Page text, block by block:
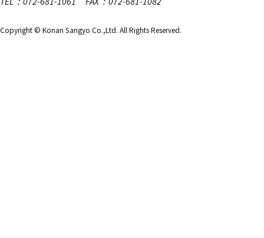
Copyright © Konan Sangyo Co.,Ltd. All Rights Reserved.